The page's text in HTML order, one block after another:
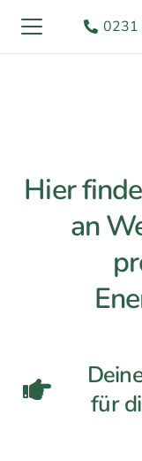
Hier
an
für